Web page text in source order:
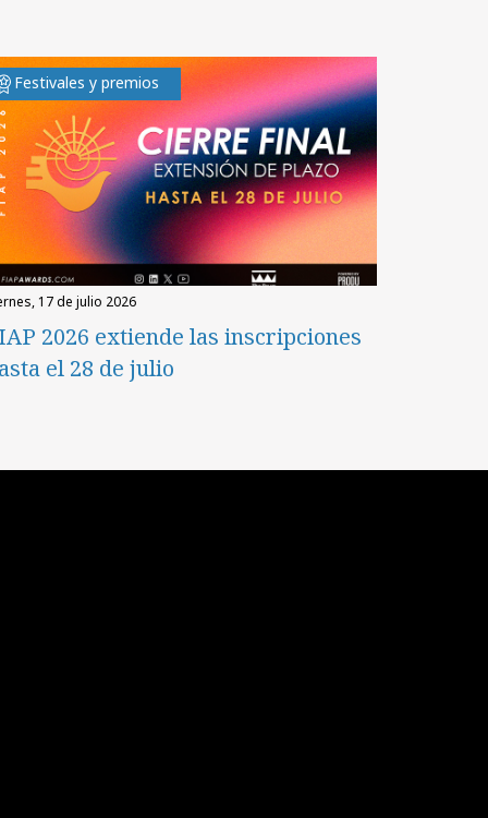
Festivales y premios
17 de julio 2026
2026 extiende las inscripciones
el 28 de julio